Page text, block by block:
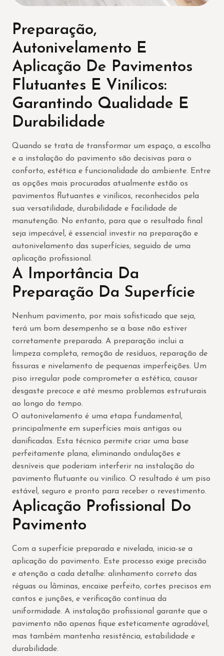
Preparação,
Autonivelamento E
Aplicação De Pavimentos
Flutuantes E Vinílicos:
Garantindo Qualidade E
Durabilidade
Quando se trata de transformar um espaço, a escolha
e a instalação do pavimento são decisivas para o
conforto, estética e funcionalidade do ambiente. Entre
as opções mais procuradas atualmente estão os
pavimentos flutuantes e vinílicos, reconhecidos pela
sua versatilidade, durabilidade e facilidade de
manutenção. No entanto, para que o resultado final
seja impecável, é essencial investir na preparação e
autonivelamento das superfícies, seguido de uma
aplicação profissional.
A Importância Da
Preparação Da Superfície
Nenhum pavimento, por mais sofisticado que seja,
terá um bom desempenho se a base não estiver
corretamente preparada. A preparação inclui a
limpeza completa, remoção de resíduos, reparação de
fissuras e nivelamento de pequenas imperfeições. Um
piso irregular pode comprometer a estética, causar
desgaste precoce e até mesmo problemas estruturais
ao longo do tempo.
O autonivelamento é uma etapa fundamental,
principalmente em superfícies mais antigas ou
danificadas. Esta técnica permite criar uma base
perfeitamente plana, eliminando ondulações e
desníveis que poderiam interferir na instalação do
pavimento flutuante ou vinílico. O resultado é um piso
estável, seguro e pronto para receber o revestimento.
Aplicação Profissional Do
Pavimento
Com a superfície preparada e nivelada, inicia-se a
aplicação do pavimento. Este processo exige precisão
e atenção a cada detalhe: alinhamento correto das
réguas ou lâminas, encaixe perfeito, cortes precisos em
cantos e junções, e verificação contínua da
uniformidade. A instalação profissional garante que o
pavimento não apenas fique esteticamente agradável,
mas também mantenha resistência, estabilidade e
durabilidade.